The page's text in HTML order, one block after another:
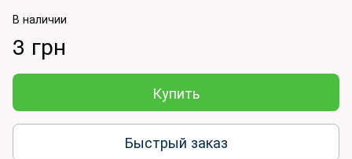
В наличии
3 грн
Купить
Быстрый заказ